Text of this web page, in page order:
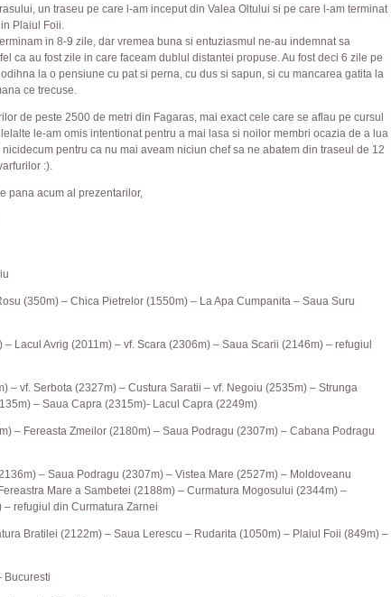
un traseu pe care l-am inceput din Valea Oltului si pe care l-am terminat
Plaiul Foii.
in 8-9 zile, dar vremea buna si entuziasmul ne-au indemnat sa
ca au fost zile in care faceam dublul distantei propuse. Au fost deci 6 zile pe
la o pensiune cu pat si perna, cu dus si sapun, si cu mancarea gatita la
ce trecuse.
de peste 2500 de metri din Fagaras, mai exact cele care se aflau pe cursul
le-am omis intentionat pentru a mai lasa si noilor membri ocazia de a lua
pentru ca nu mai aveam niciun chef sa ne abatem din traseul de 12
:).
pana acum al prezentarilor,
(350m) – Chica Pietrelor (1550m) – La Apa Cumpanita – Saua Suru
– Lacul Avrig (2011m) – vf. Scara (2306m) – Saua Scarii (2146m) – refugiul
– vf. Serbota (2327m) – Custura Saratii – vf. Negoiu (2535m) – Strunga
– Saua Capra (2315m)- Lacul Capra (2249m)
– Fereasta Zmeilor (2180m) – Saua Podragu (2307m) – Cabana Podragu
– Saua Podragu (2307m) – Vistea Mare (2527m) – Moldoveanu
Mare a Sambetei (2188m) – Curmatura Mogosului (2344m) –
refugiul din Curmatura Zarnei
Bratilei (2122m) – Saua Lerescu – Rudarita (1050m) – Plaiul Foii (849m) –
Bucuresti